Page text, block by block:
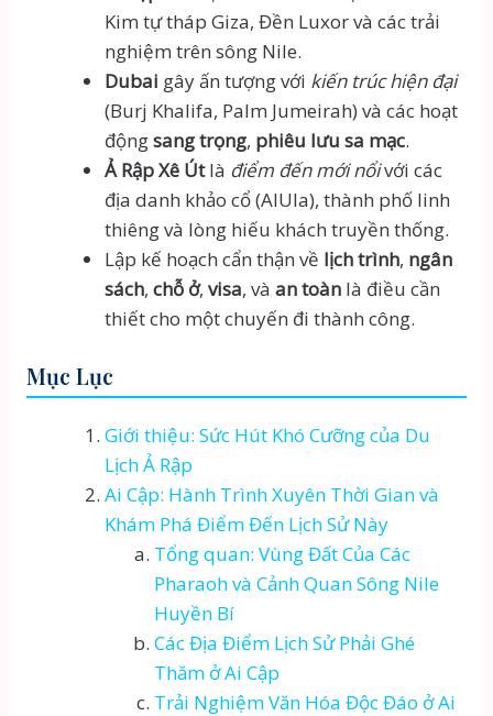
Kim tự tháp Giza, Đền Luxor và các trải
nghiệm trên sông Nile.
Dubai gây ấn tượng với kiến trúc hiện đại
(Burj Khalifa, Palm Jumeirah) và các hoạt
độngsang trọng, phiêu lưu sa mạc.
Ả Rập Xê Útlà điểm đến mới nổivới các
địa danh khảo cổ (AlUla), thành phố linh
thiêng và lòng hiếu khách truyền thống.
Lập kế hoạch cẩn thận về lịch trình, ngân
sách, chỗ ở, visa, và an toànlà điều cần
thiết cho một chuyến đi thành công.
Mục Lục
Giới thiệu: Sức Hút Khó Cưỡng của Du
Lịch Ả Rập
Ai Cập: Hành Trình Xuyên Thời Gian và
Khám Phá Điểm Đến Lịch Sử Này
Tổng quan: Vùng Đất Của Các
Pharaoh và Cảnh Quan Sông Nile
Huyền Bí
Các Địa Điểm Lịch Sử Phải Ghé
Thăm ở Ai Cập
Trải Nghiệm Văn Hóa Độc Đáo ở Ai